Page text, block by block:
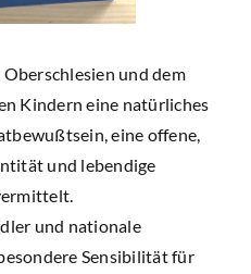
und dem
Kindern eine natürliches
eine offene,
und lebendige
und nationale
Sensibilität für